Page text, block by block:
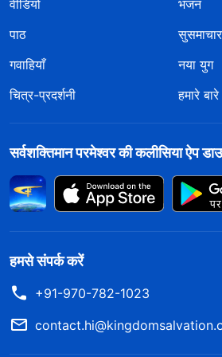
वीडियो
भजन
पाठ
सुसमाचार
गवाहियाँ
नया युग
चित्र-प्रदर्शनी
हमारे
सर्वशक्तिमान परमेश्वर की कलीसिया ऐप
हमसे संपर्क करें
+91-970-782-1023